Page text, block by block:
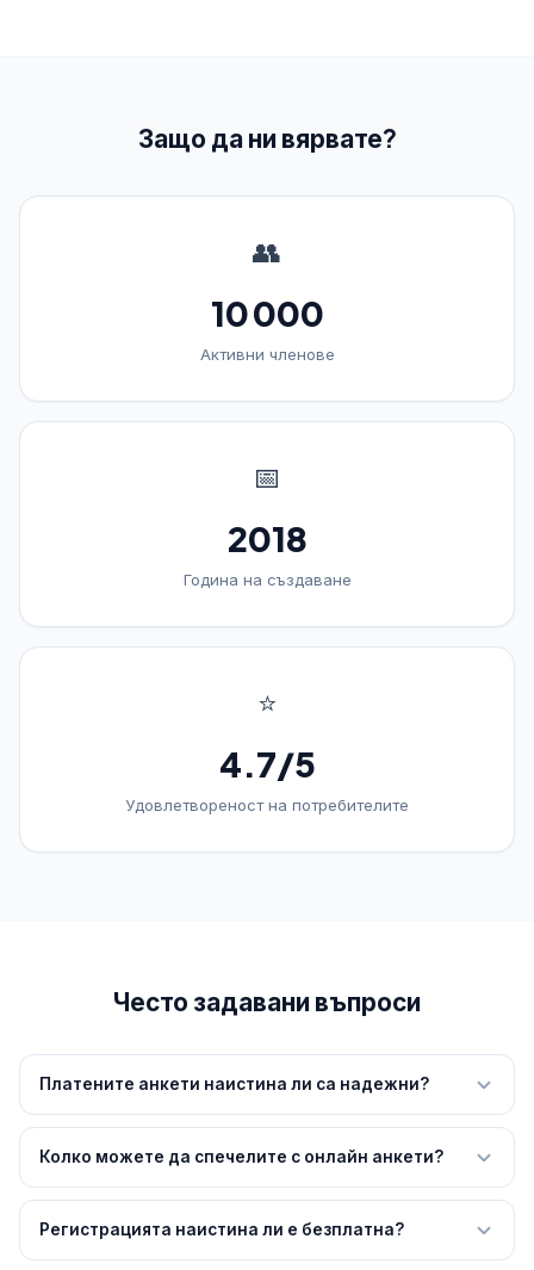
Защо да ни вярвате?
👥
10 000
Активни членове
📅
2018
Година на създаване
⭐
4.7/5
Удовлетвореност на потребителите
Често задавани въпроси
Платените анкети наистина ли са надежни?
Да, сайтовете в нашия рейтинг са всички проверени и
признати платформи. Плащанията се извършват чрез
всеки сайт, преди да го препоръчаме.
Колко можете да спечелите с онлайн анкети?
В средното, активен участник, регистриран на 3 до 5
сайта, може да очаква да печели между $58 и $230
Регистрацията наистина ли е безплатна?